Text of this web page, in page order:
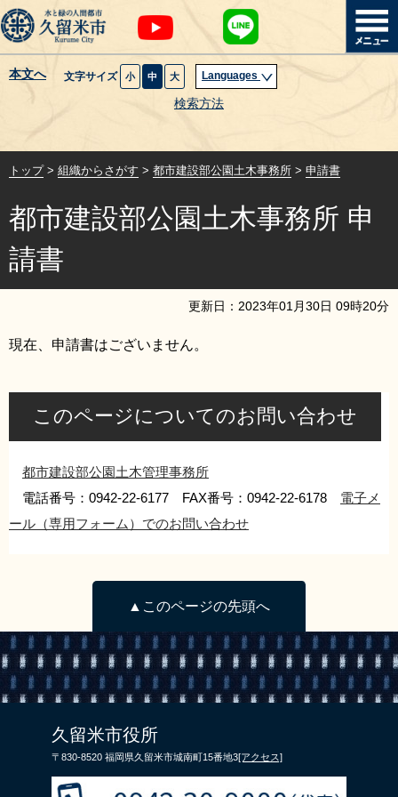
本文へ 文字サイズ 小 中 大 Languages
検索方法
暮らし・届出
健康・医療・福祉
観光魅力・イベント
計画・政策
リンク集 利用ガイド
サイトについて
トップ> 組織からさがす > 都市建設部公園土木事務所 > 申請書
都市建設部公園土木事務所 申
請書
更新日： 2023年01 月30日 09時20分
現在、申請書はございません。
このページについてのお問い合わせ
都市建設部公園土木管理事務所
電話番号：0942-22-6177 FAX番号：0942-22-6178 電子メ
ール（専用フォーム）でのお問い合わせ
▲このページの先頭へ
久留米市役所
〒830-8520 福岡県久留米市城南町15番地3[アクセス]